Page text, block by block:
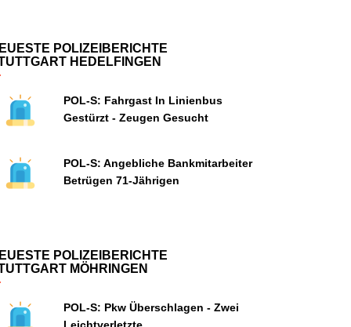
POLIZEIBERICHTE
HEDELFINGEN
POL-S: Fahrgast In Linienbus
Gestürzt - Zeugen Gesucht
POL-S: Angebliche Bankmitarbeiter
Betrügen 71-Jährigen
POLIZEIBERICHTE
MÖHRINGEN
POL-S: Pkw Überschlagen - Zwei